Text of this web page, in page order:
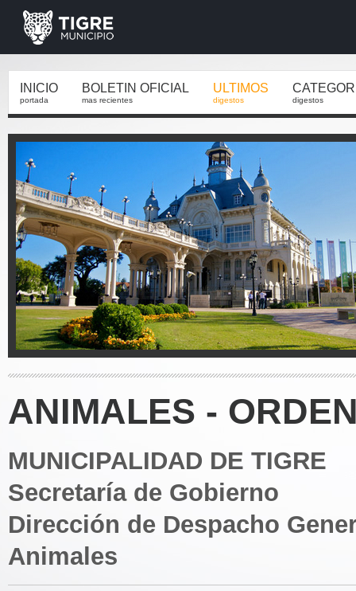
INICIO
portada
BOLETIN OFICIAL
mas recientes
ULTIMOS
digestos digestos
ANIMALES -
MUNICIPALIDAD DE TIGRE
Secretaría de Gobierno
Dirección de Despacho
Animales